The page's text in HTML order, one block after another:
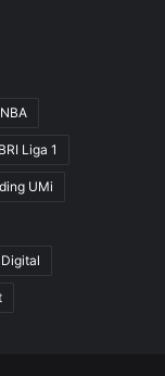
BRI Liga 1
UMi